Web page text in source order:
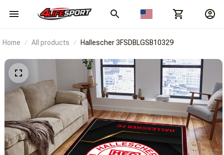
Home All products Hallescher 3FSDBLGSB10329